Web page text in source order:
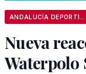
Nueva
Waterpolo